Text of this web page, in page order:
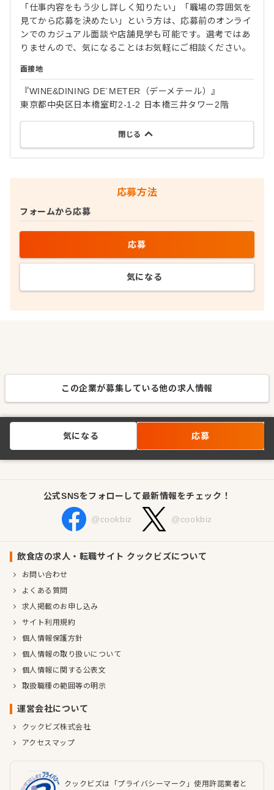
「仕事内容をもう少し詳しく知りたい」「職場の雰囲気を
見てから応募を決めたい」という方は、応募前のオンライ
ンでのカジュアル面談や店舗見学も可能です。選考ではあ
りませんので、気になることはお気軽にご相談ください。
面接地
『WINE&DINING DE`METER（デーメテール）』
東京都中央区日本橋室町2-1-2 日本橋三井タワー2階
閉じる
応募方法
フォームから応募
応募
気になる
この企業が募集している他の求人情報
気になる 応募
公式SNSをフォローして最新情報をチェック！
@cookbiz @cookbiz
飲食店の求人・転職サイト クックビズについて
お問い合わせ
よくある質問
求人掲載のお申し込み
サイト利用規約
個人情報保護方針
個人情報の取り扱いについて
個人情報に関する公表文
取扱職種の範囲等の明示
運営会社について
クックビズ株式会社
アクセスマップ
クックビズは「プライバシーマーク」使用許諾業者と